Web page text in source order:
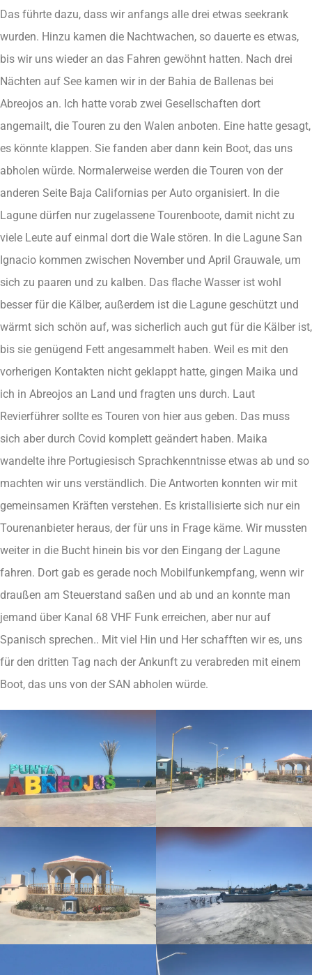
Das führte dazu, dass wir anfangs alle drei etwas seekrank
wurden. Hinzu kamen die Nachtwachen, so dauerte es etwas,
bis wir uns wieder an das Fahren gewöhnt hatten. Nach drei
Nächten auf See kamen wir in der Bahia de Ballenas bei
Abreojos an. Ich hatte vorab zwei Gesellschaften dort
angemailt, die Touren zu den Walen anboten. Eine hatte gesagt,
es könnte klappen. Sie fanden aber dann kein Boot, das uns
abholen würde. Normalerweise werden die Touren von der
anderen Seite Baja Californias per Auto organisiert. In die
Lagune dürfen nur zugelassene Tourenboote, damit nicht zu
viele Leute auf einmal dort die Wale stören. In die Lagune San
Ignacio kommen zwischen November und April Grauwale, um
sich zu paaren und zu kalben. Das flache Wasser ist wohl
besser für die Kälber, außerdem ist die Lagune geschützt und
wärmt sich schön auf, was sicherlich auch gut für die Kälber ist,
bis sie genügend Fett angesammelt haben. Weil es mit den
vorherigen Kontakten nicht geklappt hatte, gingen Maika und
ich in Abreojos an Land und fragten uns durch. Laut
Revierführer sollte es Touren von hier aus geben. Das muss
sich aber durch Covid komplett geändert haben. Maika
wandelte ihre Portugiesisch Sprachkenntnisse etwas ab und so
machten wir uns verständlich. Die Antworten konnten wir mit
gemeinsamen Kräften verstehen. Es kristallisierte sich nur ein
Tourenanbieter heraus, der für uns in Frage käme. Wir mussten
weiter in die Bucht hinein bis vor den Eingang der Lagune
fahren. Dort gab es gerade noch Mobilfunkempfang, wenn wir
draußen am Steuerstand saßen und ab und an konnte man
jemand über Kanal 68 VHF Funk erreichen, aber nur auf
Spanisch sprechen.. Mit viel Hin und Her schafften wir es, uns
für den dritten Tag nach der Ankunft zu verabreden mit einem
Boot, das uns von der SAN abholen würde.